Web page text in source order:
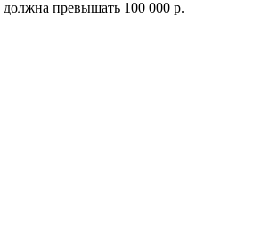
должна превышать 100 000 р.